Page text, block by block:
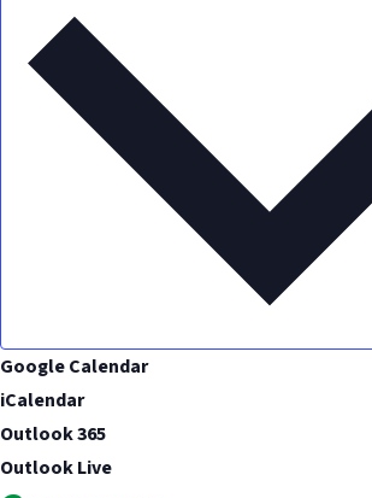
Google Calendar
iCalendar
Outlook 365
Outlook Live